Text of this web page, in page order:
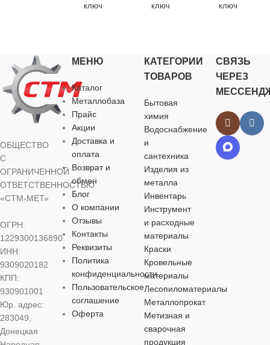
для хозяйственно-
бытовых нужд
ЦВЕТ
серебристый
РАЗМЕР
КЛЮЧА
14 мм
МАТЕРИАЛ
хромованадиевая
ОСОБЕННОСТИ
ключ
для хозяйственно-
бытовых нужд
ЦВЕТ
серебристый
РАЗМЕР
КЛЮЧА
15 мм
МАТЕРИАЛ
хромованадиевая
сталь (CrV)
ключ
для хозяйственно-
ЦВЕТ
серебристый
17 мм
МАТЕРИАЛ
хромованадиевая
сталь (CrV)
ключ
для
бытовых
ЦВЕТ
серебристый
ОБЩЕСТВО
С
ОГРАНИЧЕННОЙ
ОТВЕТСТВЕННОСТЬЮ
«СТМ-МЕТ»
ОГРН:
1229300136890
ИНН:
9309020182
КПП:
930901001
Юр. адрес:
283049,
Донецкая
МЕНЮ
Каталог
Металлобаза
Прайс
Акции
Доставка и
оплата
Возврат и
обмен
Блог
О компании
Отзывы
Контакты
Реквизиты
Политика
конфиденциальности
Пользовательское
соглашение
Оферта
КАТЕГОРИИ
ТОВАРОВ
Бытовая
химия
Водоснабжение
и
сантехника
Изделия из
металла
Инвентарь
Инструмент
и расходные
материалы
Краски
Кровельные
материалы
Лесопиломатериалы
Металлопрокат
Метизная и
сварочная
продукция
СВЯЗЬ
ЧЕРЕЗ